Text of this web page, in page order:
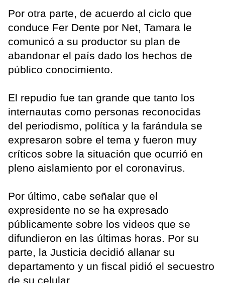
Por otra parte, de acuerdo al ciclo que
conduce Fer Dente por Net, Tamara le
comunicó a su productor su plan de
abandonar el país dado los hechos de
público conocimiento.
El repudio fue tan grande que tanto los
internautas como personas reconocidas
del periodismo, política y la farándula se
expresaron sobre el tema y fueron muy
críticos sobre la situación que ocurrió en
pleno aislamiento por el coronavirus.
Por último, cabe señalar que el
expresidente no se ha expresado
públicamente sobre los videos que se
difundieron en las últimas horas. Por su
parte, la Justicia decidió allanar su
departamento y un fiscal pidió el secuestro
de su celular